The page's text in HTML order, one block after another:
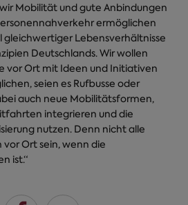
Mobilität und gute Anbindungen
ermöglichen
gleichwertiger Lebensverhältnisse
Deutschlands. Wir wollen
vor Ort mit Ideen und Initiativen
seien es Rufbusse oder
auch neue Mobilitätsformen,
integrieren und die
nutzen. Denn nicht alle
Ort sein, wenn die
ist.“